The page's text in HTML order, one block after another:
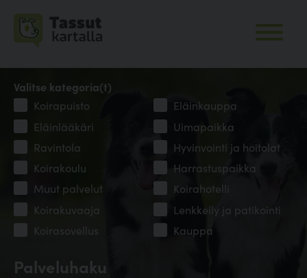
Palveluhaku
Valitse kategoria(t)
Koirapuisto
Eläinkauppa
Eläinlääkäri
Uimapaikka
Ravintola
Hyvinvointi ja hoitolat
Koirakoulu
Harrastuspaikka
Muut palvelut
Koirahotelli
Koirakuvaaja
Lenkkeily ja patikointi
Koirasovellus
Kauppa